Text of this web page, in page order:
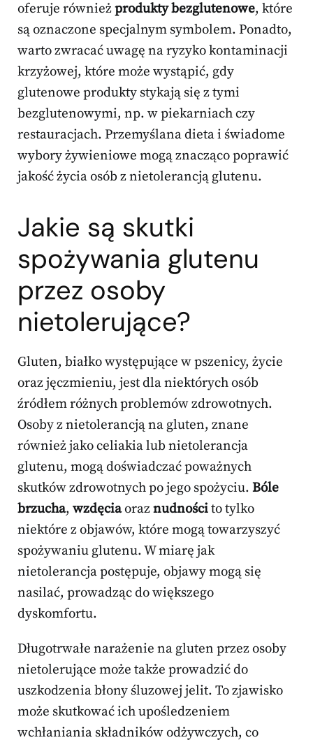
oferuje równieżprodukty bezglutenowe, które
są oznaczone specjalnym symbolem. Ponadto,
warto zwracać uwagę na ryzyko kontaminacji
krzyżowej, które może wystąpić, gdy
glutenowe produkty stykają się z tymi
bezglutenowymi, np. w piekarniach czy
restauracjach. Przemyślana dieta i świadome
wybory żywieniowe mogą znacząco poprawić
jakość życia osób z nietolerancją glutenu.
Jakie są skutki
spożywania glutenu
przez osoby
nietolerujące?
Gluten, białko występujące w pszenicy, życie
oraz jęczmieniu, jest dla niektórych osób
źródłem różnych problemów zdrowotnych.
Osoby z nietolerancją na gluten, znane
również jako celiakia lub nietolerancja
glutenu, mogą doświadczać poważnych
skutków zdrowotnych po jego spożyciu. Bóle
brzucha, wzdęciaoraznudnościto tylko
niektóre z objawów, które mogą towarzyszyć
spożywaniu glutenu. W miarę jak
nietolerancja postępuje, objawy mogą się
nasilać, prowadząc do większego
dyskomfortu.
Długotrwałe narażenie na gluten przez osoby
nietolerujące może także prowadzić do
uszkodzenia błony śluzowej jelit. To zjawisko
może skutkować ich upośledzeniem
wchłaniania składników odżywczych, co